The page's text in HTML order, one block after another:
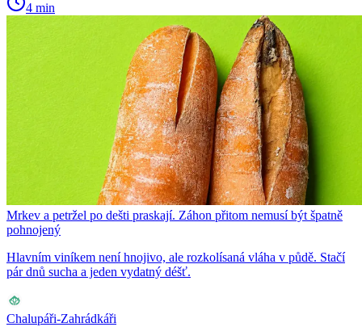
4 min
Mrkev a petržel po dešti praskají. Záhon přitom nemusí být špatně
pohnojený
Hlavním viníkem není hnojivo, ale rozkolísaná vláha v půdě. Stačí
pár dnů sucha a jeden vydatný déšť.
Chalupáři-Zahrádkáři